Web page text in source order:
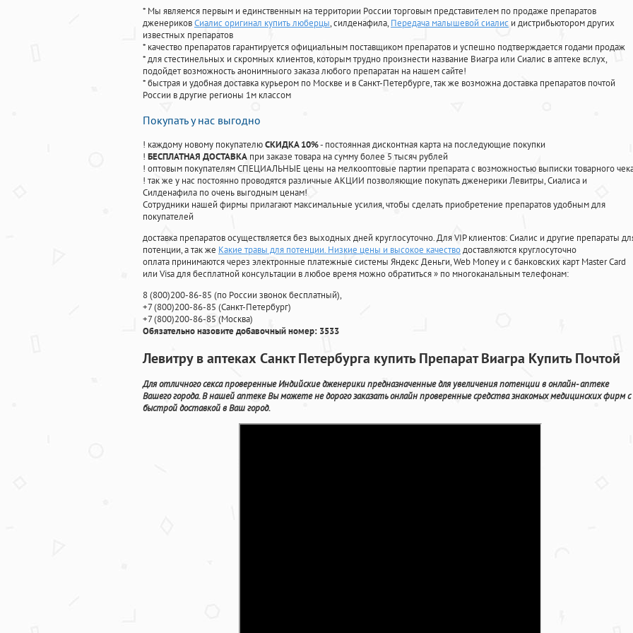
* Мы являемся первым и единственным на территории России торговым представителем по продаже препаратов
дженериковСиалис оригинал купить люберцы, силденафила, Передача малышевой сиалис и дистрибьютором других
известных препаратов
* качество препаратов гарантируется официальным поставщиком препаратов и успешно подтверждается годами продаж
* для стестинельных и скромных клиентов, которым трудно произнести название Виагра или Сиалис в аптеке вслух,
подойдет возможность анонимныого заказа любого препаратан на нашем сайте!
* быстрая и удобная доставка курьером по Москве и в Санкт-Петербурге, так же возможна доставка препаратов почтой
России в другие регионы 1м классом
Покупать у нас выгодно
! каждому новому покупателюСКИДКА 10%- постоянная дисконтная карта на последующие покупки
! БЕСПЛАТНАЯ ДОСТАВКА при заказе товара на сумму более 5 тысяч рублей
! оптовым покупателям СПЕЦИАЛЬНЫЕ цены на мелкооптовые партии препарата с возможностью выписки товарного
! так же у нас постоянно проводятся различные АКЦИИ позволяющие покупать дженерики Левитры, Сиалиса и
Силденафила по очень выгодным ценам!
Cотрудники нашей фирмы прилагают максимальные усилия, чтобы сделать приобретение препаратов удобным для
покупателей
доставка препаратов осуществляется без выходных дней круглосуточно. Для VIP клиентов: Сиалис и другие препараты
потенции, а так же Какие травы для потенции. Низкие цены и высокое качестводоставляются круглосуточно
оплата принимаются через электронные платежные системы Яндекс Деньги, Web Money и с банковских карт Master Card
или Visa для бесплатной консультации в любое время можно обратиться» по многоканальным телефонам:
8(800)200-86-85 (по России звонок бесплатный),
+7(800)200-86-85 (Санкт-Петербург)
+7(800)200-86-85 (Москва)
Обязательно назовите добавочный номер: 3533
Левитру в аптеках Санкт Петербурга купить Препарат Виагра Купить Почтой
Для отличного секса проверенные Индийские дженерики предназначенные для увеличения потенции в онлайн- аптеке
Вашего города. В нашей аптеке Вы можете не дорого заказать онлайн проверенные средства знакомых медицинских фирм с
быстрой доставкой в Ваш город.